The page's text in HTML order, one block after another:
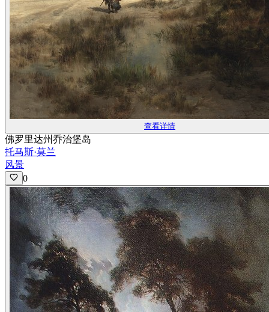
查看详情
佛罗里达州乔治堡岛
托马斯·莫兰
风景
0